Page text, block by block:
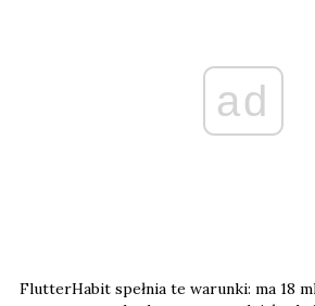
ad
FlutterHabit spełnia te warunki: ma 18